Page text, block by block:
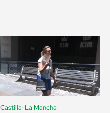
Castilla-La Mancha